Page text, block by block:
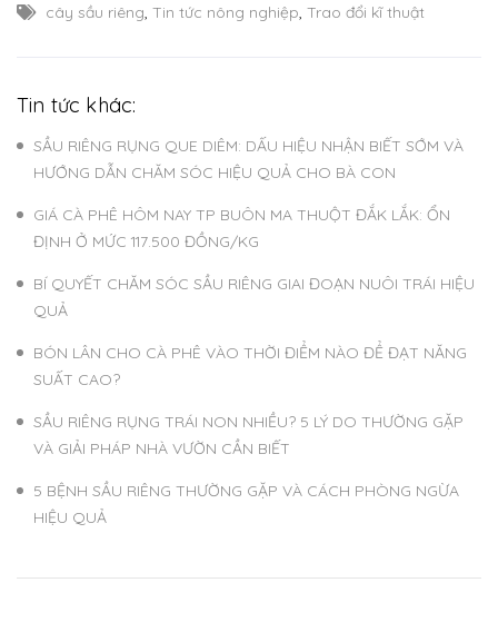
cây sầu riêng, Tin tức nông nghiệp, Trao đổi kĩ thuật
Tin tức khác:
SẦU RIÊNG RỤNG QUE DIÊM: DẤU HIỆU NHẬN BIẾT SỚM VÀ
HƯỚNG DẪN CHĂM SÓC HIỆU QUẢ CHO BÀ CON
GIÁ CÀ PHÊ HÔM NAY TP BUÔN MA THUỘT ĐẮK LẮK: ỔN
ĐỊNH Ở MỨC 117.500 ĐỒNG/KG
BÍ QUYẾT CHĂM SÓC SẦU RIÊNG GIAI ĐOẠN NUÔI TRÁI HIỆU
QUẢ
BÓN LÂN CHO CÀ PHÊ VÀO THỜI ĐIỂM NÀO ĐỂ ĐẠT NĂNG
SUẤT CAO?
SẦU RIÊNG RỤNG TRÁI NON NHIỀU? 5 LÝ DO THƯỜNG GẶP
VÀ GIẢI PHÁP NHÀ VƯỜN CẦN BIẾT
5 BỆNH SẦU RIÊNG THƯỜNG GẶP VÀ CÁCH PHÒNG NGỪA
HIỆU QUẢ